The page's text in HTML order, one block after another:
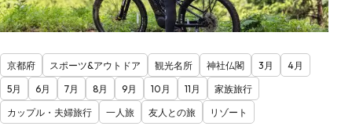
京都府 スポーツ&アウトドア 観光名所 神社仏閣 3月
4月
5月
6月 7月 8月 9月 10月 11月
家族旅行
カップル・夫婦旅行
一人旅 友人との旅 リゾート